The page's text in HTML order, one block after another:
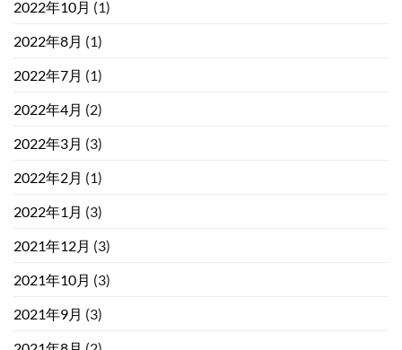
2022年10月 (1)
2022年8月 (1)
2022年7月 (1)
2022年4月 (2)
2022年3月 (3)
2022年2月 (1)
2022年1月 (3)
2021年12月 (3)
2021年10月 (3)
2021年9月 (3)